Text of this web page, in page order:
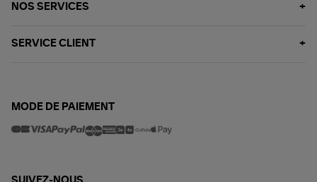
NOS SERVICES
SERVICE CLIENT
MODE DE PAIEMENT